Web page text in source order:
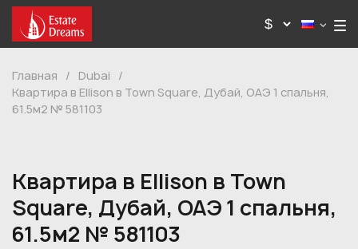
Главная / Dubai
/
Квартира в Ellison в Town Square, Дубай, ОАЭ 1 спальня,
61.5м2 № 581103
Квартира в Ellison в Town
Square, Дубай, ОАЭ 1 спальня,
61.5м2 № 581103